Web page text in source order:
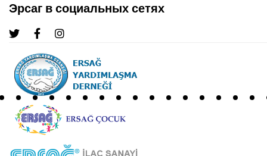
Эрсаг в социальных сетях